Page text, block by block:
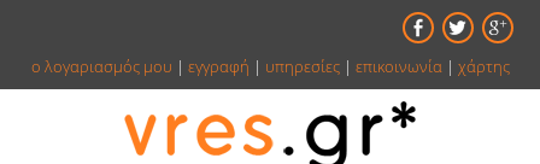
ο λογαριασμός μου | εγγραφή | υπηρεσίες| επικοινωνία| χάρτης